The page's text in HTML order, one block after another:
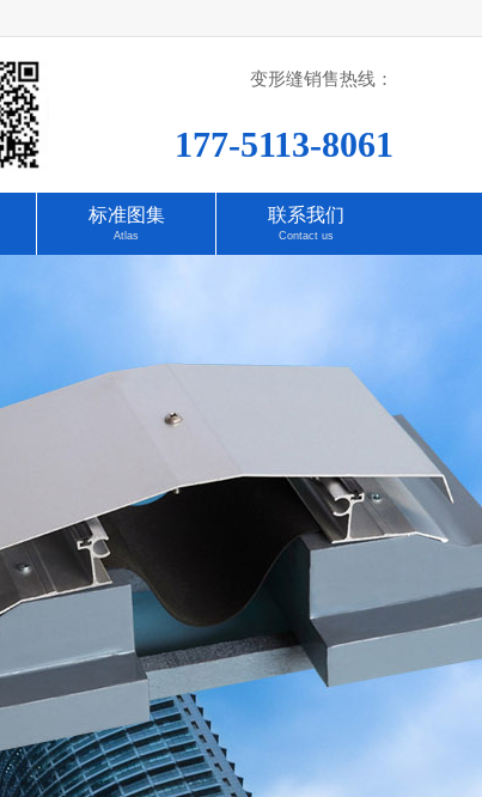
变形缝销售热线：
177-5113-8061
标准图集
Atlas
联系我们
Contact us